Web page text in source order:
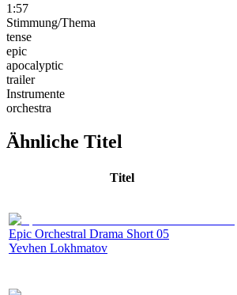
1:57
Stimmung/Thema
tense
epic
apocalyptic
trailer
Instrumente
orchestra
Ähnliche Titel
Titel
Epic Orchestral Drama Short 05
Yevhen Lokhmatov